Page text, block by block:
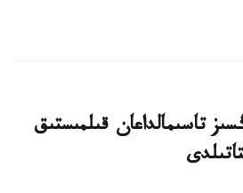
تاسىمالداعان قىلمىستىق